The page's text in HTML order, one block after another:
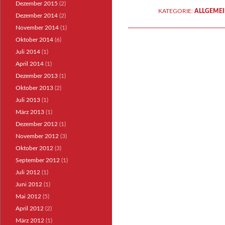
KATEGORIE:
Dezember 2015 (2)
Dezember 2014 (2)
November 2014 (1)
Oktober 2014 (6)
Juli 2014 (1)
April 2014 (1)
Dezember 2013 (1)
Oktober 2013 (2)
Juli 2013 (1)
März 2013 (1)
Dezember 2012 (1)
November 2012 (3)
Oktober 2012 (3)
September 2012 (1)
Juli 2012 (1)
Juni 2012 (1)
Mai 2012 (5)
April 2012 (2)
März 2012 (1)